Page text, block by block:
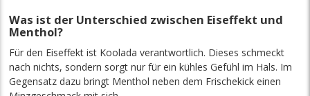
Was ist der Unterschied zwischen Eiseffekt und
Menthol?
Für den Eiseffekt ist Koolada verantwortlich. Dieses schmeckt
nach nichts, sondern sorgt nur für ein kühles Gefühl im Hals. Im
Gegensatz dazu bringt Menthol neben dem Frischekick einen